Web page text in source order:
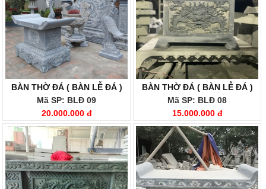
BÀN THỜ ĐÁ ( BÀN LỄ ĐÁ )
Mã SP: BLĐ 09
20.000.000 đ
BÀN THỜ ĐÁ ( BÀN LỄ ĐÁ )
Mã SP: BLĐ 08
15.000.000 đ